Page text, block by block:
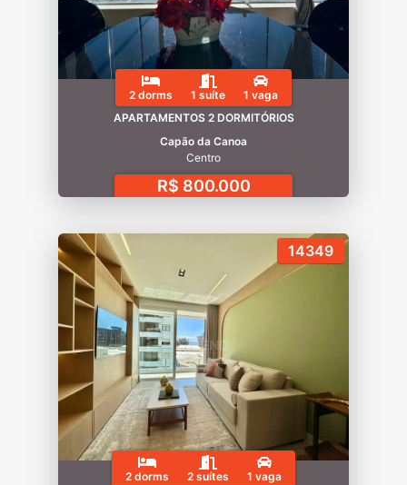
2 dorms 1 suíte
1 vaga
APARTAMENTOS 2 DORMITÓRIOS
Capão da Canoa
Centro
R$ 800.000
14349
2 dorms 2 suítes
1 vaga